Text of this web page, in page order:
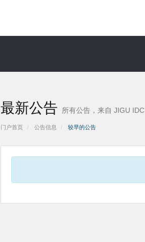
最新公告 所有公告，来自 JIGU IDC
门户首页 公告信息 较早的公告